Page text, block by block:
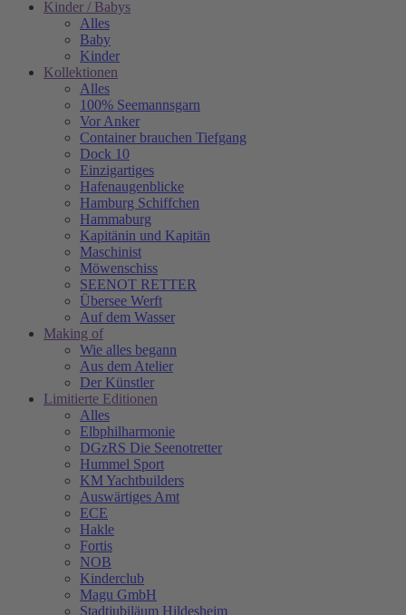
Kinder / Babys
Alles
Baby
Kinder
Kollektionen
Alles
100% Seemannsgarn
Vor Anker
Container brauchen Tiefgang
Dock 10
Einzigartiges
Hafenaugen­blicke
Hamburg Schiffchen
Hammaburg
Kapitänin und Kapitän
Maschinist
Möwenschiss
SEENOT RETTER
Übersee Werft
Auf dem Wasser
Making of
Wie alles begann
Aus dem Atelier
Der Künstler
Limitierte Editionen
Alles
Elbphilharmonie
DGzRS Die Seenotretter
Hummel Sport
KM Yachtbuilders
Auswärtiges Amt
ECE
Hakle
Fortis
NOB
Kinderclub
Magu GmbH
Stadtjubiläum Hildesheim